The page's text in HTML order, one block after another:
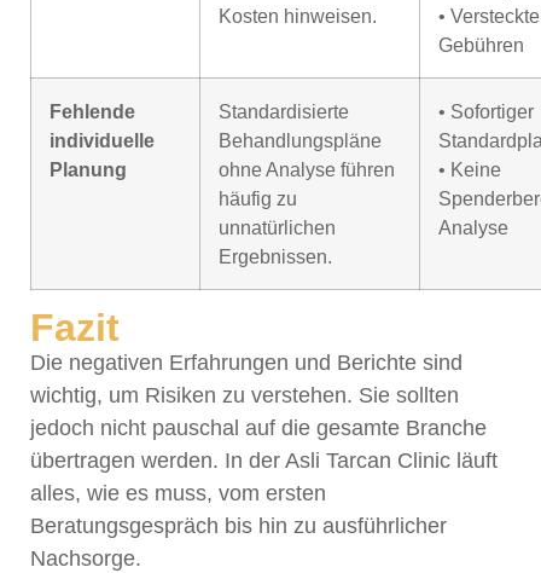
Kosten hinweisen.
• Versteckte
Gebühren
Fehlende
individuelle
Planung
Standardisierte
Behandlungspläne
ohne Analyse führen
häufig zu
unnatürlichen
Ergebnissen.
• Sofortiger
• Keine
Analyse
Fazit
Die negativen Erfahrungen und Berichte sind
wichtig, um Risiken zu verstehen. Sie sollten
jedoch nicht pauschal auf die gesamte Branche
übertragen werden. In der Asli Tarcan Clinic läuft
alles, wie es muss, vom ersten
Beratungsgespräch bis hin zu ausführlicher
Nachsorge.